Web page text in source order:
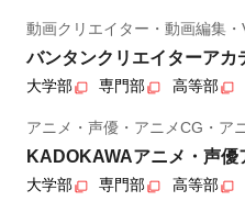
動画クリエイター・動画編集
バンタンクリエイターアカ
大学部 専門部 高等部
アニメ・声優・アニメCG・ア
KADOKAWAアニメ・声優
大学部 専門部 高等部